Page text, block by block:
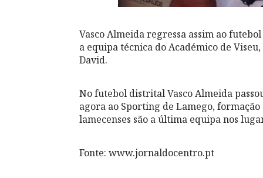
Vasco Almeida regressa assim ao
a equipa técnica do Académico de
David.
No futebol distrital Vasco Almeida
agora ao Sporting de Lamego, formação
lamecenses são a última equipa nos
Fonte: www.jornaldocentro.pt